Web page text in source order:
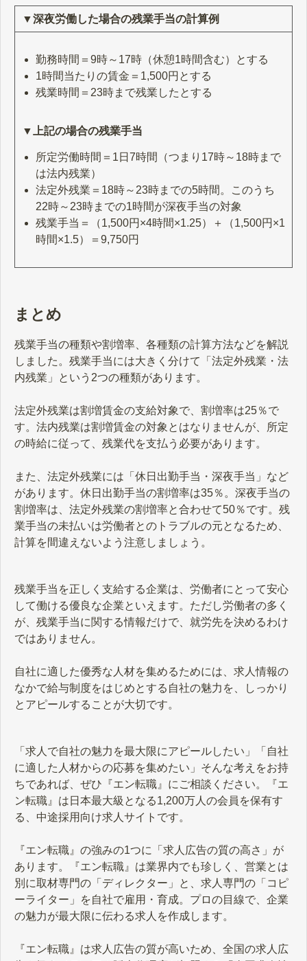
▼深夜労働した場合の残業手当の計算例
勤務時間＝9時～17時（休憩1時間含む）とする
1時間当たりの賃金＝1,500円とする
残業時間＝23時まで残業したとする
▼上記の場合の残業手当
所定労働時間＝1日7時間（つまり17時～18時まで
は法内残業）
法定外残業＝18時～23時までの5時間。このうち
22時～23時までの1時間が深夜手当の対象
残業手当＝（1,500円×4時間×1.25）＋（1,500円×1
時間×1.5）＝9,750円
まとめ
残業手当の種類や割増率、各種類の計算方法などを解説
しました。残業手当には大きく分けて「法定外残業・法
内残業」という2つの種類があります。
法定外残業は割増賃金の支給対象で、割増率は25％で
す。法内残業は割増賃金の対象とはなりませんが、所定
の時給に従って、残業代を支払う必要があります。
また、法定外残業には「休日出勤手当・深夜手当」など
があります。休日出勤手当の割増率は35％。深夜手当の
割増率は、法定外残業の割増率と合わせて50％です。残
業手当の未払いは労働者とのトラブルの元となるため、
計算を間違えないよう注意しましょう。
残業手当を正しく支給する企業は、労働者にとって安心
して働ける優良な企業といえます。ただし労働者の多く
が、残業手当に関する情報だけで、就労先を決めるわけ
ではありません。
自社に適した優秀な人材を集めるためには、求人情報の
なかで給与制度をはじめとする自社の魅力を、しっかり
とアピールすることが大切です。
「求人で自社の魅力を最大限にアピールしたい」「自社
に適した人材からの応募を集めたい」そんな考えをお持
ちであれば、ぜひ『エン転職』にご相談ください。『エ
ン転職』は日本最大級となる1,200万人の会員を保有す
る、中途採用向け求人サイトです。
『エン転職』の強みの1つに「求人広告の質の高さ」が
あります。『エン転職』は業界内でも珍しく、営業とは
別に取材専門の「ディレクター」と、求人専門の「コピ
ーライター」を自社で雇用・育成。プロの目線で、企業
の魅力が最大限に伝わる求人を作成します。
『エン転職』は求人広告の質が高いため、全国の求人広